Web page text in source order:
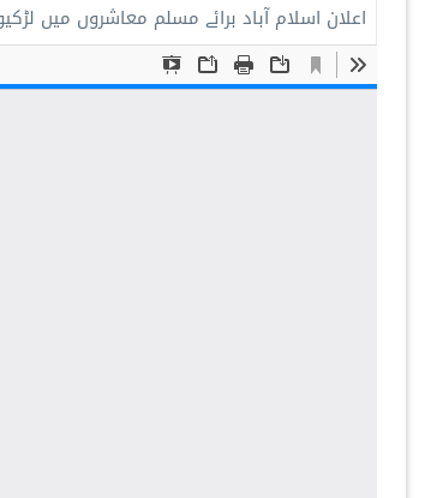
اعلان اسلام آباد برائے مسلم معاشروں میں